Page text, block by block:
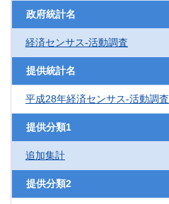
政府統計名
経済センサス‐活動調査
提供統計名
平成28年経済センサス‐活動調査
提供分類1
追加集計
提供分類2